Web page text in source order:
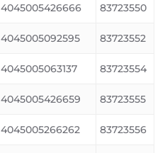
4045005426666 83723550
4045005092595 83723552
4045005063137 83723554
4045005426659 83723555
4045005266262 83723556